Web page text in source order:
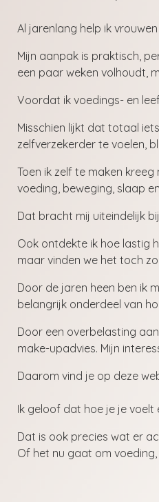
Al jarenlang help ik
Mijn aanpak is praktisch,
een paar weken volhoudt,
Voordat ik voedings- en
Misschien lijkt dat totaal
zelfverzekerder te voelen,
Toen ik zelf te maken
voeding, beweging, slaap
Dat bracht mij uiteindelijk
Ook ontdekte ik hoe lastig
maar vinden we het toch
Door de jaren heen ben ik
belangrijk onderdeel van
Door een overbelasting
make-upadvies. Mijn
Daarom vind je op deze
Ik geloof dat hoe je je
Dat is ook precies wat er
Of het nu gaat om